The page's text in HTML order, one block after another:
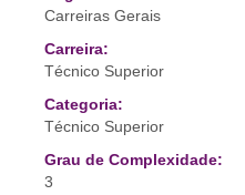
Carreiras Gerais
Carreira:
Técnico Superior
Categoria:
Técnico Superior
Grau de Complexidade:
3